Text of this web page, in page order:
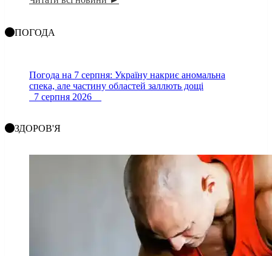
ПОГОДА
Погода на 7 серпня: Україну накриє аномальна
спека, але частину областей заллють дощі
7 серпня 2026
ЗДОРОВ'Я